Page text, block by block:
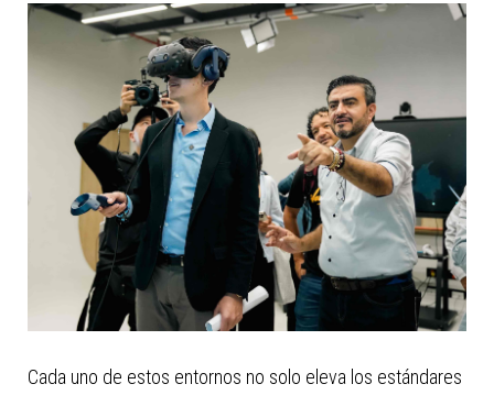
Cada uno de estos entornos no solo eleva los estándares